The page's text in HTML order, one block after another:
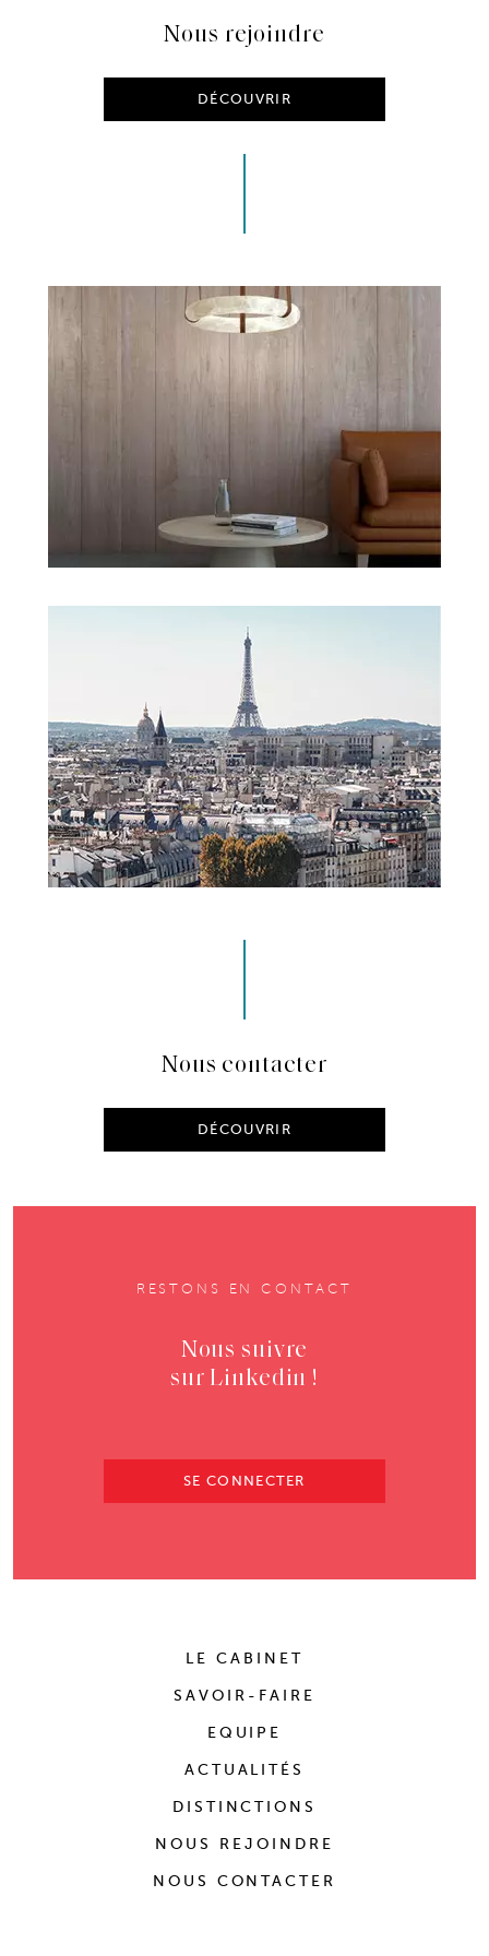
Nous contacter
DÉCOUVRIR
Nous rejoindre
DÉCOUVRIR
RESTONS EN CONTACT
Nous suivre
sur Linkedin !
SE CONNECTER
LE CABINET
SAVOIR-FAIRE
EQUIPE
ACTUALITÉS
DISTINCTIONS
NOUS REJOINDRE
NOUS CONTACTER